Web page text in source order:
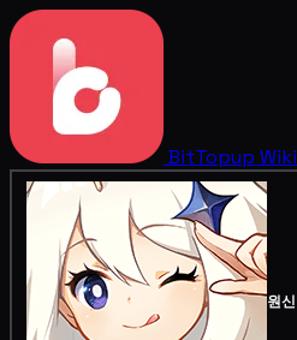
BitTopup Wiki
원신